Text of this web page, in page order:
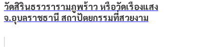
วัดสิรินธรวรารามภูพร้าว หรือวัดเรืองแสง
จ.อุบลราชธานี สถาปัตยกรรมที่สวยงาม